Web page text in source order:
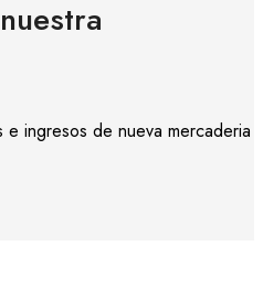
ingresos de nueva mercaderia